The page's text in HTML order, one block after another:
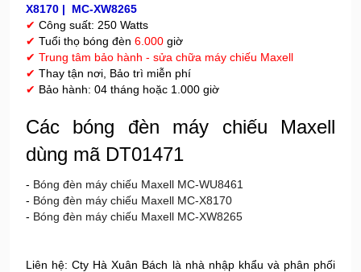
X8170 | MC-XW8265
✔ Công suất: 250 Watts
✔ Tuổi thọ bóng đèn 6.000 giờ
✔ Trung tâm bảo hành - sửa chữa máy chiếu Maxell
✔ Thay tận nơi, Bảo trì miễn phí
✔ Bảo hành: 04 tháng hoặc 1.000 giờ
Các bóng đèn máy chiếu Maxell
dùng mã DT01471
- Bóng đèn máy chiếu Maxell MC-WU8461
- Bóng đèn máy chiếu Maxell MC-X8170
- Bóng đèn máy chiếu Maxell MC-XW8265
Liên hệ: Cty Hà Xuân Bách là nhà nhập khẩu và phân phối